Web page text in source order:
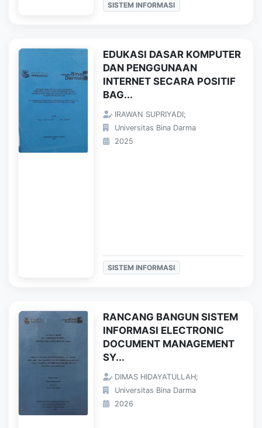
SISTEM INFORMASI
EDUKASI DASAR KOMPUTER
DAN PENGGUNAAN
INTERNET SECARA POSITIF
BAG...
IRAWAN SUPRIYADI;
Universitas Bina Darma
2025
SISTEM INFORMASI
RANCANG BANGUN SISTEM
INFORMASI ELECTRONIC
DOCUMENT MANAGEMENT
SY...
DIMAS HIDAYATULLAH;
Universitas Bina Darma
2026